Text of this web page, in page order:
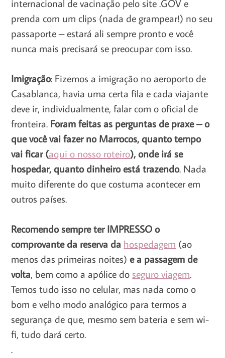
internacional de vacinação pelo site .GOV e
prenda com um clips (nada de grampear!) no seu
passaporte – estará ali sempre pronto e você
nunca mais precisará se preocupar com isso.
Imigração: Fizemos a imigração no aeroporto de
Casablanca, havia uma certa fila e cada viajante
deve ir, individualmente, falar com o oficial de
fronteira. Foram feitas as perguntas de praxe – o
que você vai fazer no Marrocos, quanto tempo
vai ficar (aqui o nosso roteiro), onde irá se
hospedar, quanto dinheiro está trazendo. Nada
muito diferente do que costuma acontecer em
outros países.
Recomendo sempre ter IMPRESSO o
comprovante da reserva da hospedagem (ao
menos das primeiras noites)e a passagem de
volta, bem como a apólice do seguro viagem.
Temos tudo isso no celular, mas nada como o
bom e velho modo analógico para termos a
segurança de que, mesmo sem bateria e sem wi-
fi, tudo dará certo.
.